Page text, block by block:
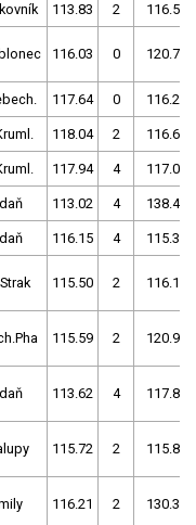
113.83 2 116.52
116.03 0 120.75
117.64 0 116.29
118.04 2 116.62
117.94 4 117.02
113.02 4 138.47
116.15 4 115.35
115.50 2 116.16
115.59 2 120.93
113.62 4 117.84
115.72 2 115.83
116.21 2 130.31